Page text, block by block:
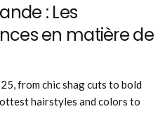
: Les
en matière de
from chic shag cuts to bold
hairstyles and colors to